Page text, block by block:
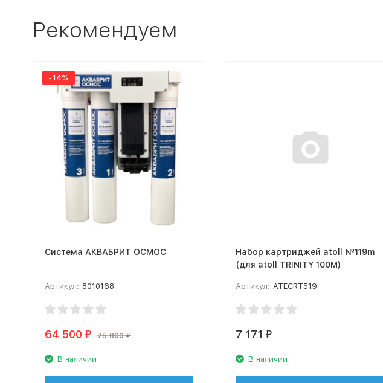
Рекомендуем
-14%
Система АКВАБРИТ ОСМОС
Артикул: 8010168
64 500 ₽ 75 000 ₽
В наличии
Набор картриджей atoll №119m
(для atoll TRINITY 100M)
Артикул: ATECRT519
7 171 ₽
В наличии